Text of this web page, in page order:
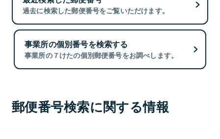
過去に検索した郵便番号をご覧いただけます。
事業所の個別番号を検索する
事業所の７けたの個別郵便番号をお調べします。
郵便番号検索に関する情報